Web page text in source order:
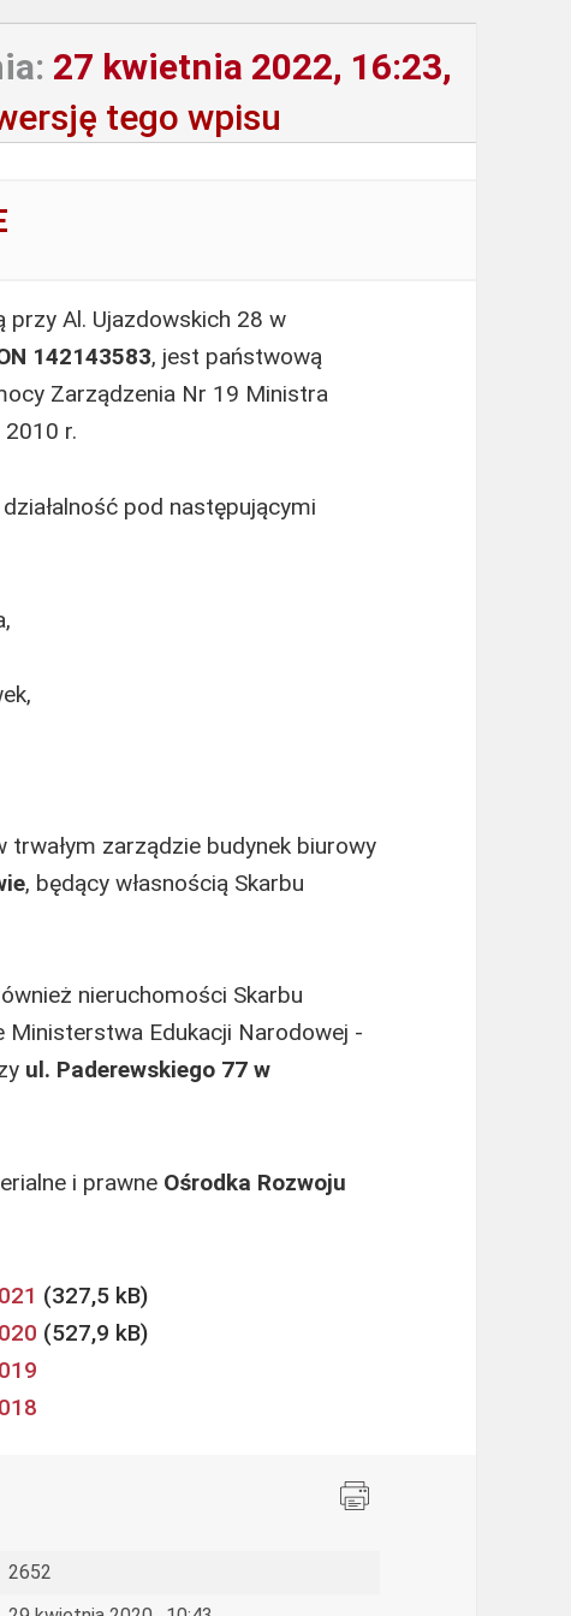
27 kwietnia 2022, 16:23,
tego wpisu
przy Al. Ujazdowskich 28 w
142143583, jest państwową
Zarządzenia Nr 19 Ministra
r.
pod następującymi
trwałym zarządzie budynek biurowy
, będący własnością Skarbu
nieruchomości Skarbu
Edukacji Narodowej ‑
ul. Paderewskiego 77 w
i prawne Ośrodka Rozwoju
2652